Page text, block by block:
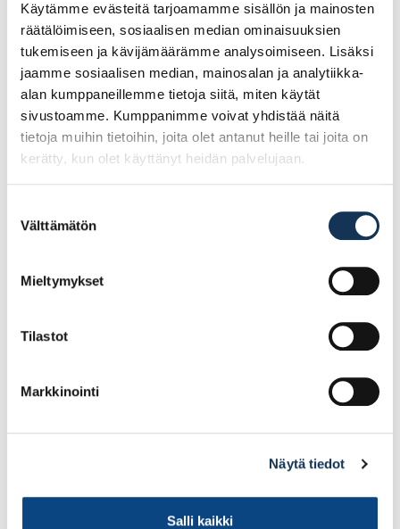
Käytämme evästeitä tarjoamamme sisällön ja mainosten
räätälöimiseen, sosiaalisen median ominaisuuksien
tukemiseen ja kävijämäärämme analysoimiseen. Lisäksi
jaamme sosiaalisen median, mainosalan ja analytiikka-
alan kumppaneillemme tietoja siitä, miten käytät
sivustoamme. Kumppanimme voivat yhdistää näitä
tietoja muihin tietoihin, joita olet antanut heille tai joita on
kerätty, kun olet käyttänyt heidän palvelujaan.
valinta
Välttämätön
Mieltymykset
Tilastot
Markkinointi
Näytä tiedot
Salli kaikki
Tutustu myös
Teknos Panu 0,9l PM3